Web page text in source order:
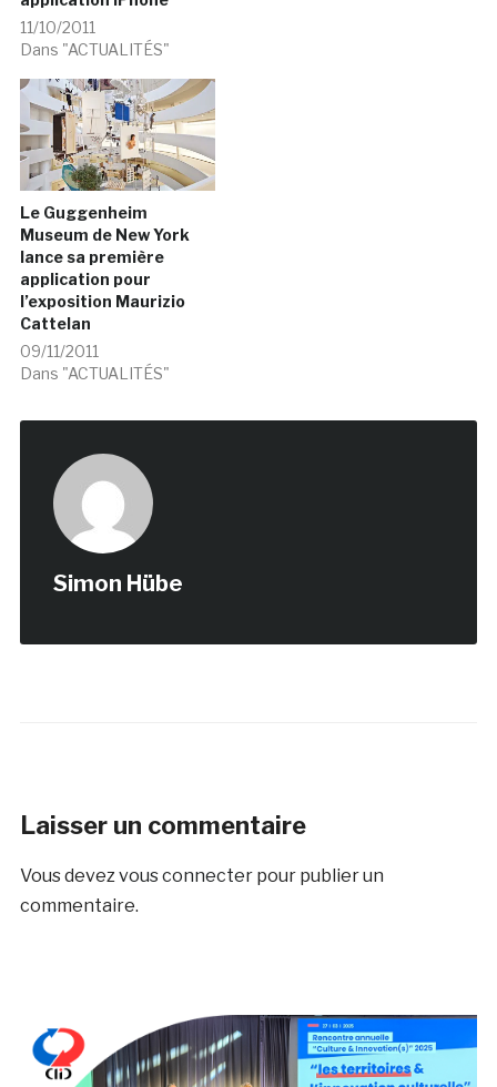
11/10/2011
Dans "ACTUALITÉS"
Le Guggenheim
Museum de New York
lance sa première
application pour
l’exposition Maurizio
Cattelan
09/11/2011
Dans "ACTUALITÉS"
Simon Hübe
Laisser un commentaire
Vous devezvous connecterpour publier un
commentaire.